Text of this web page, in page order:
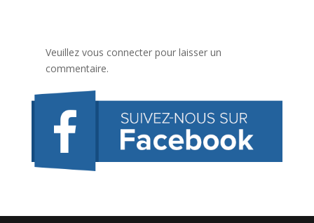
Veuillez vous connecter pour laisser un
commentaire.